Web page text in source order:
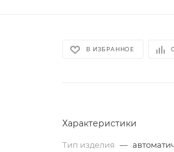
В ИЗБРАННОЕ
Характеристики
Тип изделия —